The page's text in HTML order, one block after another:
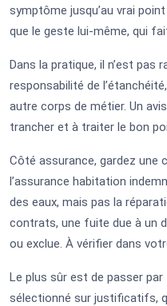
symptôme jusqu’au vrai
que le geste lui-même, qui
Dans la pratique, il n’est pas
responsabilité de
autre corps de métier. Un
trancher et à traiter le bon
Côté assurance, gardez une
l’assurance habitation
des eaux, mais pas la
contrats, une fuite due à un
ou exclue. À vérifier dans
Le plus sûr est de passer par
sélectionné sur justificatifs,